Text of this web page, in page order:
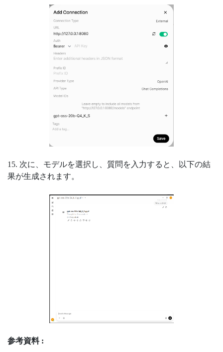
15. 次に、モデルを選択し、質問を入力すると、以下の結
果が生成されます。
参考資料 :